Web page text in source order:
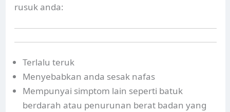
rusuk anda:
Terlalu teruk
Menyebabkan anda sesak nafas
Mempunyai simptom lain seperti batuk
berdarah atau penurunan berat badan yang